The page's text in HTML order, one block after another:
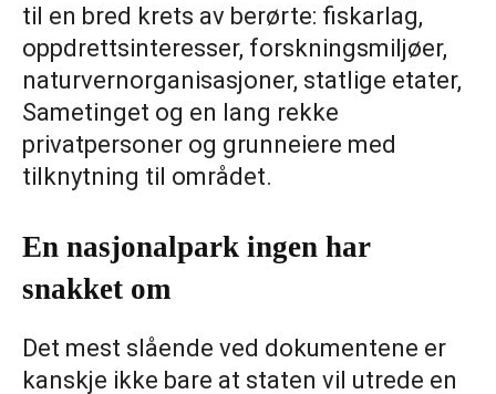
til en bred krets av berørte: fiskarlag,
oppdrettsinteresser, forskningsmiljøer,
naturvernorganisasjoner, statlige etater,
Sametinget og en lang rekke
privatpersoner og grunneiere med
tilknytning til området.
En nasjonalpark ingen har
snakket om
Det mest slående ved dokumentene er
kanskje ikke bare at staten vil utrede en